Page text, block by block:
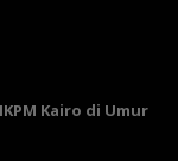
Kairo di Umur